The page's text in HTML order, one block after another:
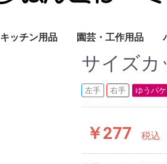
キッチン用品 園芸・工作用品
草取鎌
園芸はさみ
メジャー・曲尺
カッター
工作用具・その他
サイズカ
左手 右手 ゆうパケ
￥277 税込